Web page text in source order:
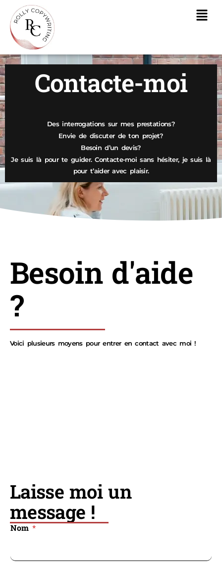
Contacte-moi
Des interrogations sur mes prestations?
Envie de discuter de ton projet?
Besoin d’un devis?
Je suis là pour te guider. Contacte-moi sans hésiter, je suis là
pour t’aider avec plaisir.
Besoin d'aide
?
Voici plusieurs moyens pour entrer en contact avec moi !
Laisse moi un
message !
Nom *